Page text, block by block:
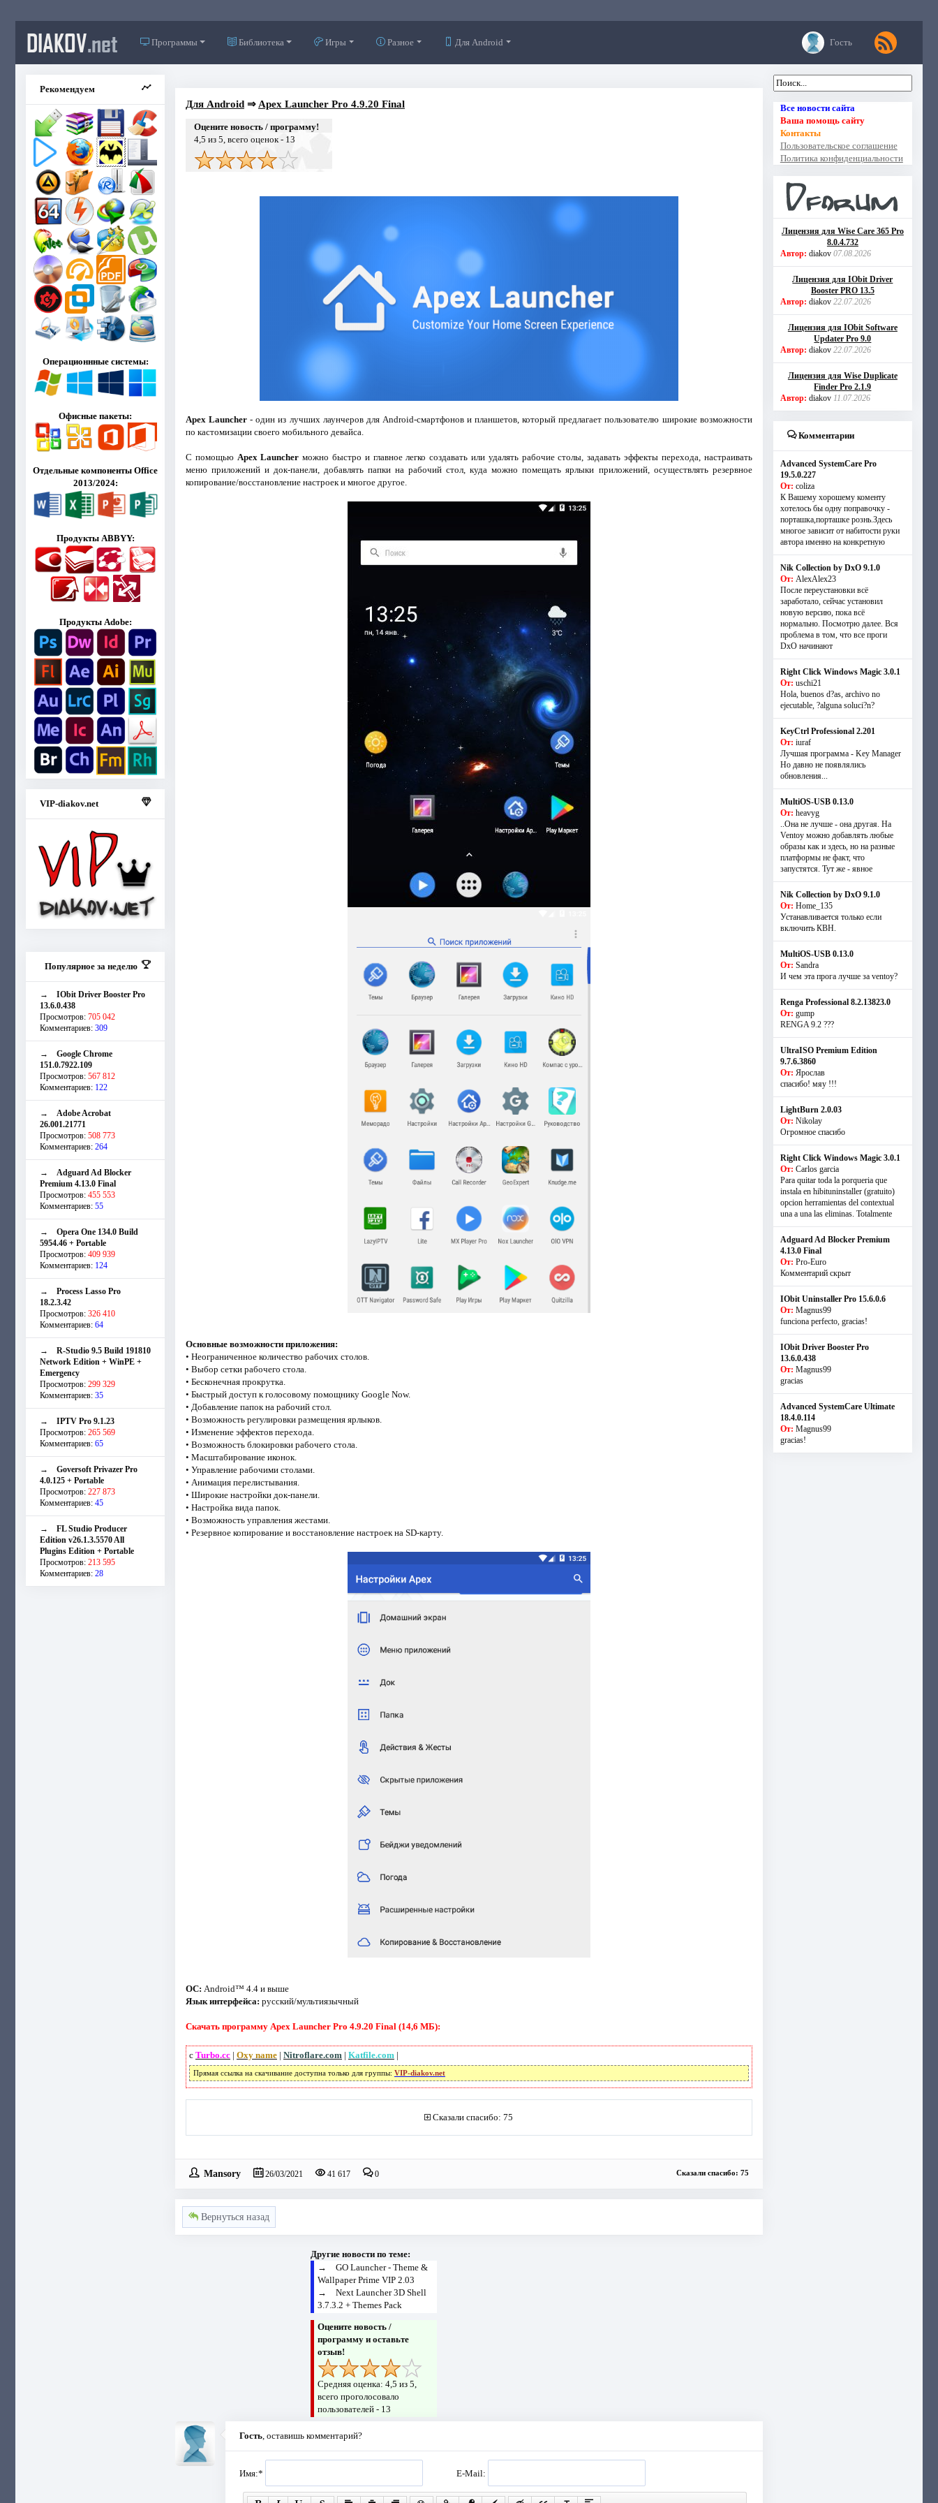
DIAKOV.net Программы Библиотека Игры Разное Для Android Гость
Рекомендуем
Операционнные системы:
Офисные пакеты:
Отдельные компоненты Office
2013/2024:
Продукты ABBYY:
Продукты Adobe:
VIP-diakov.net
Популярное за неделю
→ IObit Driver Booster Pro
13.6.0.438
Просмотров: 705 042
Комментариев: 309
→ Google Chrome
151.0.7922.109
Просмотров: 567 812
Комментариев: 122
→ Adobe Acrobat
26.001.21771
Просмотров: 508 773
Комментариев: 264
→ Adguard Ad Blocker
Premium 4.13.0 Final
Просмотров: 455 553
Комментариев: 55
→ Opera One 134.0 Build
5954.46 + Portable
Просмотров: 409 939
Комментариев: 124
→ Process Lasso Pro
18.2.3.42
Просмотров: 326 410
Комментариев: 64
→ R-Studio 9.5 Build 191810
Network Edition + WinPE +
Emergency
Просмотров: 299 329
Комментариев: 35
→ IPTV Pro 9.1.23
Просмотров: 265 569
Комментариев: 65
→ Goversoft Privazer Pro
4.0.125 + Portable
Просмотров: 227 873
Комментариев: 45
→ FL Studio Producer
Edition v26.1.3.5570 All
Plugins Edition + Portable
Просмотров: 213 595
Комментариев: 28
Для Android⇒ Apex Launcher Pro 4.9.20 Final
Оцените новость / программу!
4,5 из 5, всего оценок - 13
Apex Launcher - один из лучших лаунчеров для Android-смартфонов и планшетов, который предлагает пользователю широкие возможности
по кастомизации своего мобильного девайса.
С помощью Apex Launcher можно быстро и главное легко создавать или удалять рабочие столы, задавать эффекты перехода, настраивать
меню приложений и док-панели, добавлять папки на рабочий стол, куда можно помещать ярлыки приложений, осуществлять резервное
копирование/восстановление настроек и многое другое.
Основные возможности приложения:
• Неограниченное количество рабочих столов.
• Выбор сетки рабочего стола.
• Бесконечная прокрутка.
• Быстрый доступ к голосовому помощнику Google Now.
• Добавление папок на рабочий стол.
• Возможность регулировки размещения ярлыков.
• Изменение эффектов перехода.
• Возможность блокировки рабочего стола.
• Масштабирование иконок.
• Управление рабочими столами.
• Анимация перелистывания.
• Широкие настройки док-панели.
• Настройка вида папок.
• Возможность управления жестами.
• Резервное копирование и восстановление настроек на SD-карту.
ОС: Android™ 4.4 и выше
Язык интерфейса: русский/мультиязычный
Скачать программу Apex Launcher Pro 4.9.20 Final (14,6 МБ):
с Turbo.cc| Oxy name| Nitroflare.com | Katfile.com |
Прямая ссылка на скачивание доступна только для группы: VIP-diakov.net
Сказали спасибо: 75
Mansory 26/03/2021 41 617 0 Сказали спасибо: 75
Вернуться назад
Другие новости по теме:
→GO Launcher - Theme &
Wallpaper Prime VIP 2.03
→Next Launcher 3D Shell
3.7.3.2 + Themes Pack
Оцените новость /
программу и оставьте
отзыв!
Средняя оценка:4,5 из 5,
всего проголосовало
пользователей - 13
Гость, оставишь комментарий?
Имя:* E-Mail:
Все новости сайта
Ваша помощь сайту
Контакты
Пользовательское соглашение
Политика конфиденциальности
Лицензия для Wise Care 365 Pro
8.0.4.732
Автор: diakov 07.08.2026
Лицензия для IObit Driver
Booster PRO 13.5
Автор: diakov 22.07.2026
Лицензия для IObit Software
Updater Pro 9.0
Автор: diakov 22.07.2026
Лицензия для Wise Duplicate
Finder Pro 2.1.9
Автор: diakov 11.07.2026
Комментарии
Advanced SystemCare Pro
19.5.0.227
От: coliza
К Вашему хорошему коменту
хотелось бы одну поправочку -
порташка,порташке рознь.Здесь
многое зависит от набитости руки
автора именно на конкретную
Nik Collection by DxO 9.1.0
От: AlexAlex23
После переустановки всё
заработало, сейчас установил
новую версию, пока всё
нормально. Посмотрю далее. Вся
проблема в том, что все проги
DxO начинают
Right Click Windows Magic 3.0.1
От: uschi21
Hola, buenos d?as, archivo no
ejecutable, ?alguna soluci?n?
KeyCtrl Professional 2.201
От: iuraf
Лучшая программа - Key Manager
Но давно не появлялись
обновления...
MultiOS-USB 0.13.0
От: heavyg
..Она не лучше - она другая. На
Ventoy можно добавлять любые
образы как и здесь, но на разные
платформы не факт, что
запустятся. Тут же - явное
Nik Collection by DxO 9.1.0
От: Home_135
Устанавливается только если
включить КВН.
MultiOS-USB 0.13.0
От: Sandra
И чем эта прога лучше за ventoy?
Renga Professional 8.2.13823.0
От: gump
RENGA 9.2 ???
UltraISO Premium Edition
9.7.6.3860
От: Ярослав
спасибо! мяу !!!
LightBurn 2.0.03
От: Nikolay
Огромное спасибо
Right Click Windows Magic 3.0.1
От: Carlos garcia
Para quitar toda la porqueria que
instala en hibituninstaller (gratuito)
opcion herramientas del contextual
una a una las eliminas. Totalmente
Adguard Ad Blocker Premium
4.13.0 Final
От: Pro-Euro
Комментарий скрыт
IObit Uninstaller Pro 15.6.0.6
От: Magnus99
funciona perfecto, gracias!
IObit Driver Booster Pro
13.6.0.438
От: Magnus99
gracias
Advanced SystemCare Ultimate
18.4.0.114
От: Magnus99
gracias!